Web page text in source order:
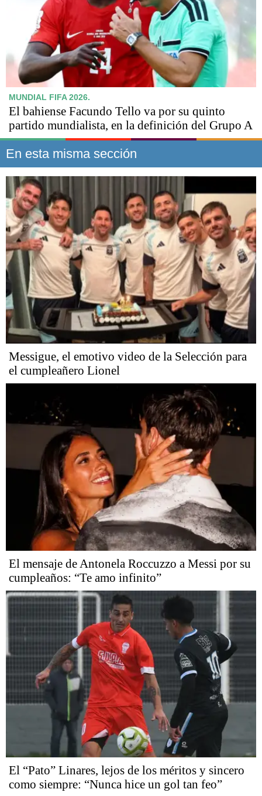
MUNDIAL FIFA 2026.
El bahiense Facundo Tello va por su quinto
partido mundialista, en la definición del Grupo A
En esta misma sección
Messigue, el emotivo video de la Selección para
el cumpleañero Lionel
El mensaje de Antonela Roccuzzo a Messi por su
cumpleaños: “Te amo infinito”
El “Pato” Linares, lejos de los méritos y sincero
como siempre: “Nunca hice un gol tan feo”